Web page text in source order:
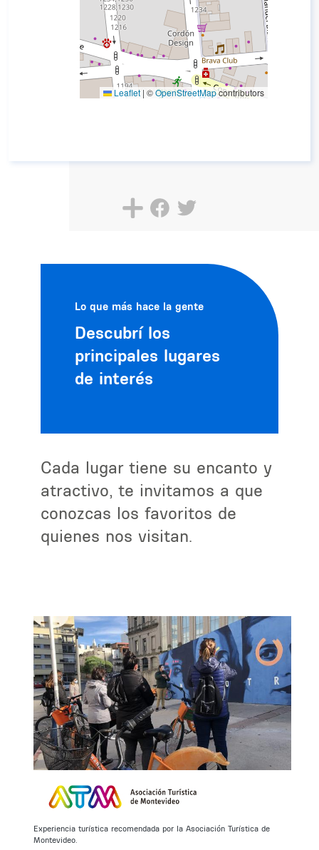
Leaflet | ©OpenStreetMapcontributors
Lo que más hace la gente
Descubrí los
principales lugares
de interés
Cada lugar tiene su encanto y
atractivo, te invitamos a que
conozcas los favoritos de
quienes nos visitan.
Experiencia turística recomendada por la Asociación Turística de
Montevideo.